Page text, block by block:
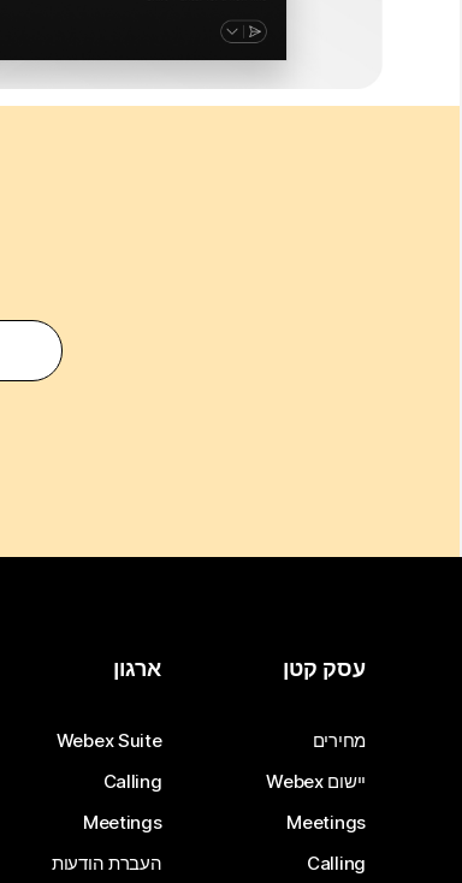
עסק קטן
מחירים
יישום Webex
Meetings
Calling
ארגון
Webex Suite
Calling
Meetings
העברת הודעות